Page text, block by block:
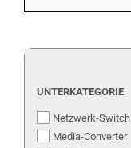
UNTERKATEGORIE
UNTERKATEGORIE
Netzwerk-Switch
Media-Converter